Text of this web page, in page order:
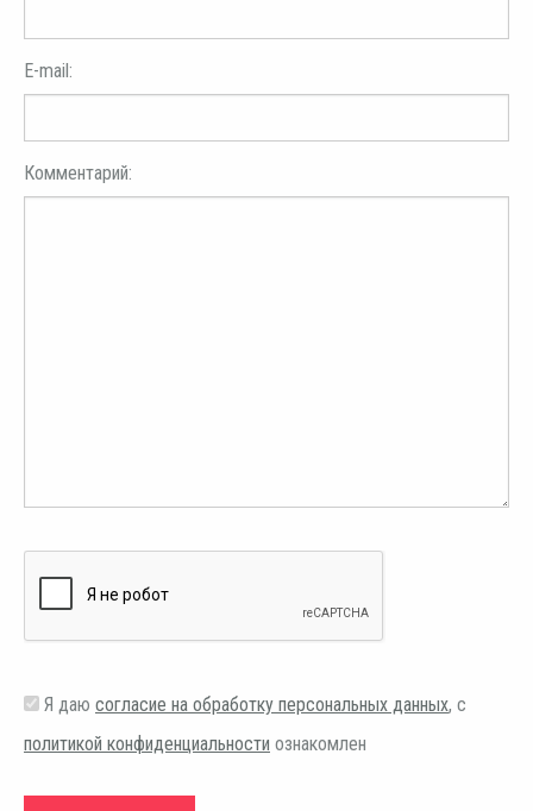
E-mail:
Комментарий:
Я даю согласие на обработку персональных данных, с
политикой конфиденциальности ознакомлен